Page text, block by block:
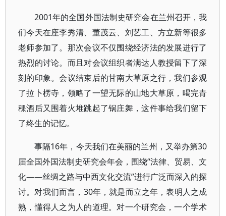
2001年的全国外国法制史研究会在兰州召开，我
们今天在座李秀清、董茂云、刘艺工、方立新等很多
老师参加了。那次会议不仅围绕经济法的发展进行了
热烈的讨论。而且对会议组织者满达人教授留下了深
刻的印象。会议结束后的甘南大草原之行，我们参观
了拉卜楞寺，领略了一望无际的山地大草原，喝完青
稞酒后又围着火堆跳起了锅庄舞，这件事给我们留下
了终生的记忆。
事隔16年，今天我们在美丽的兰州，又举办第30
届全国外国法制史研究会年会，围绕“法律、贸易、文
化——丝绸之路与中西文化交流”进行广泛而深入的探
讨。对我们而言，30年，就是而立之年，表明人之成
熟，懂得人之为人的道理。对一个研究会，一个学术